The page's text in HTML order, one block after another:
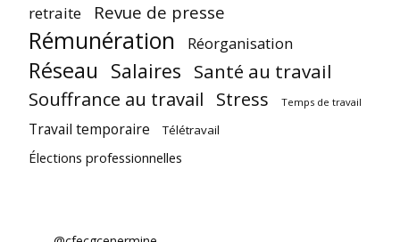
retraite Revue de presse
Rémunération Réorganisation
Réseau Salaires Santé au travail
Souffrance au travail Stress Temps de travail
Travail temporaire Télétravail
Élections professionnelles